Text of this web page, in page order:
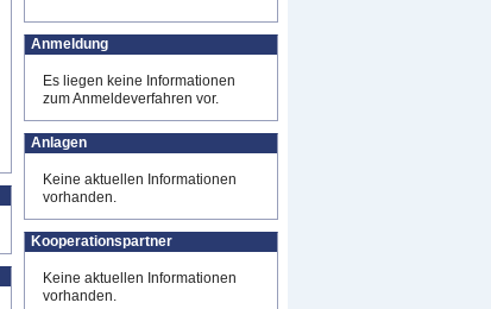
Anmeldung
Es liegen keine Informationen
zum Anmeldeverfahren vor.
Anlagen
Keine aktuellen Informationen
vorhanden.
Kooperationspartner
Keine aktuellen Informationen
vorhanden.